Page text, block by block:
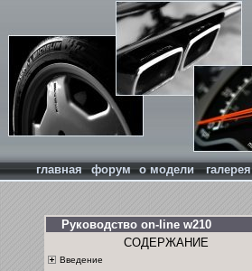
главная форум о модели галерея
Руководство on-line w210
СОДЕРЖАНИЕ
Введение